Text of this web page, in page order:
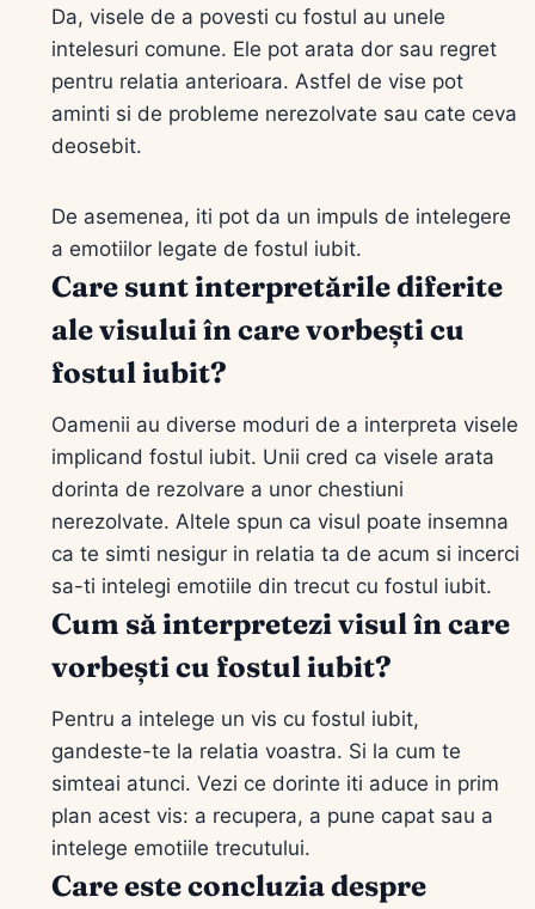
Da, visele de a povesti cu fostul au unele
intelesuri comune. Ele pot arata dor sau regret
pentru relatia anterioara. Astfel de vise pot
aminti si de probleme nerezolvate sau cate ceva
deosebit.
De asemenea, iti pot da un impuls de intelegere
a emotiilor legate de fostul iubit.
Care sunt interpretările diferite
ale visului în care vorbești cu
fostul iubit?
Oamenii au diverse moduri de a interpreta visele
implicand fostul iubit. Unii cred ca visele arata
dorinta de rezolvare a unor chestiuni
nerezolvate. Altele spun ca visul poate insemna
ca te simti nesigur in relatia ta de acum si incerci
sa-ti intelegi emotiile din trecut cu fostul iubit.
Cum să interpretezi visul în care
vorbești cu fostul iubit?
Pentru a intelege un vis cu fostul iubit,
gandeste-te la relatia voastra. Si la cum te
simteai atunci. Vezi ce dorinte iti aduce in prim
plan acest vis: a recupera, a pune capat sau a
intelege emotiile trecutului.
Care este concluzia despre